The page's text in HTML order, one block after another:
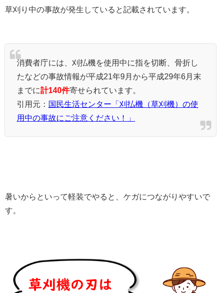
草刈り中の事故が発生していると記載されています。
消費者庁には、刈払機を使用中に指を切断、骨折し
たなどの事故情報が平成21年9月から平成29年6月末
までに計140件寄せられています。
引用元： 国民生活センター「刈払機（草刈機）の使
用中の事故にご注意ください！」
暑いからといって軽装でやると、ケガにつながりやすいで
す。